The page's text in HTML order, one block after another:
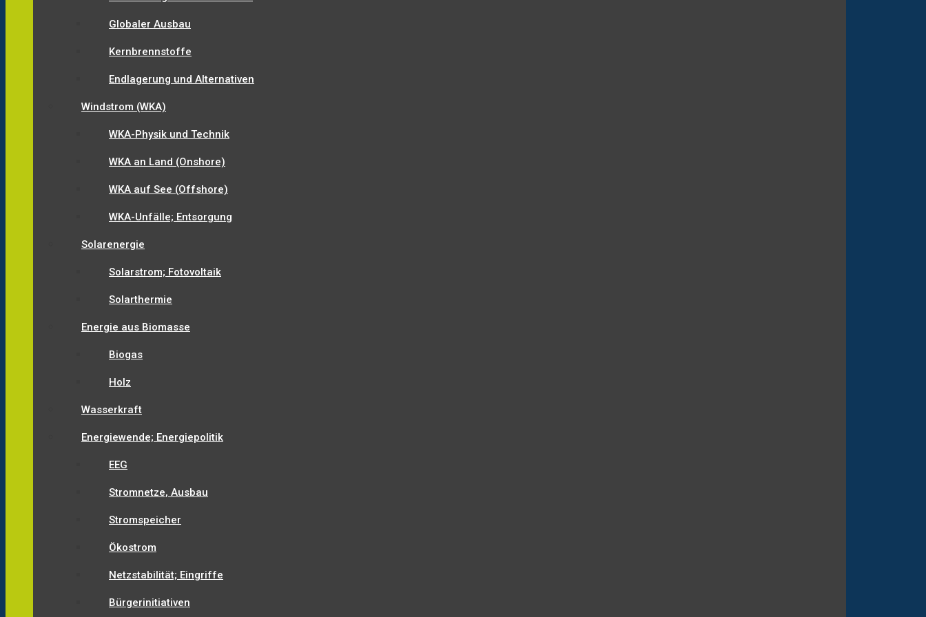
Globaler Ausbau
Kernbrennstoffe
Endlagerung und Alternativen
Windstrom (WKA)
WKA-Physik und Technik
WKA an Land (Onshore)
WKA auf See (Offshore)
WKA-Unfälle; Entsorgung
Solarenergie
Solarstrom; Fotovoltaik
Solarthermie
Energie aus Biomasse
Biogas
Holz
Wasserkraft
Energiewende; Energiepolitik
EEG
Stromnetze, Ausbau
Stromspeicher
Ökostrom
Netzstabilität; Eingriffe
Bürgerinitiativen